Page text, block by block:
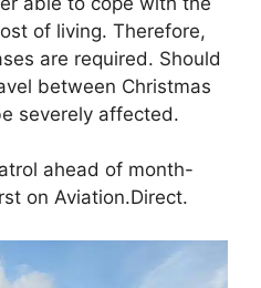
of living. Therefore,
are required. Should
between Christmas
severely affected.
ahead of month-
on Aviation.Direct.